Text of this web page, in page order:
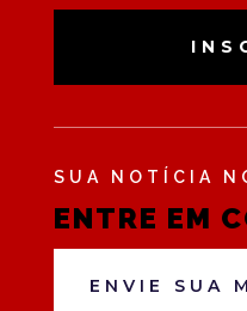
SUA NOTÍCIA
ENTRE EM
ENVIE SUA